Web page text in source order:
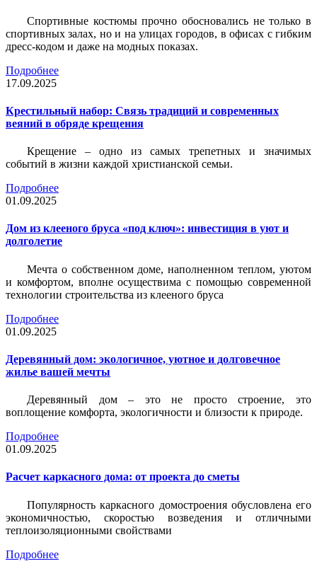
Спортивные костюмы прочно обосновались не только в
спортивных залах, но и на улицах городов, в офисах с гибким
дресс-кодом и даже на модных показах.
Подробнее
17.09.2025
Крестильный набор: Связь традиций и современных
веяний в обряде крещения
Крещение – одно из самых трепетных и значимых
событий в жизни каждой христианской семьи.
Подробнее
01.09.2025
Дом из клееного бруса «под ключ»: инвестиция в уют и
долголетие
Мечта о собственном доме, наполненном теплом, уютом
и комфортом, вполне осуществима с помощью современной
технологии строительства из клееного бруса
Подробнее
01.09.2025
Деревянный дом: экологичное, уютное и долговечное
жилье вашей мечты
Деревянный дом – это не просто строение, это
воплощение комфорта, экологичности и близости к природе.
Подробнее
01.09.2025
Расчет каркасного дома: от проекта до сметы
Популярность каркасного домостроения обусловлена его
экономичностью, скоростью возведения и отличными
теплоизоляционными свойствами
Подробнее